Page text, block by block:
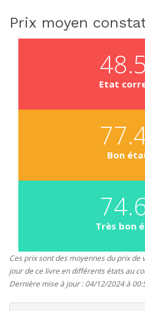
Prix moyen
Etat
Bon
Très bon
Ces prix sont des moyennes du prix de
jour de ce livre en différents états au
Dernière mise à jour : 04/12/2024 à